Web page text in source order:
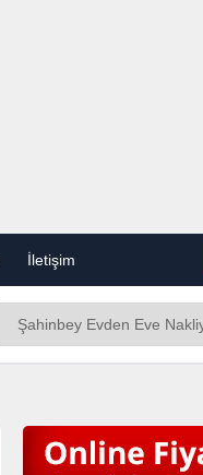
İletişim